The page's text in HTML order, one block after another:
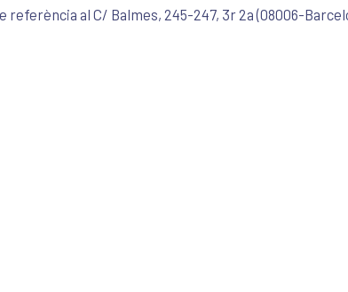
al C/ Balmes, 245-247, 3r 2a (08006-